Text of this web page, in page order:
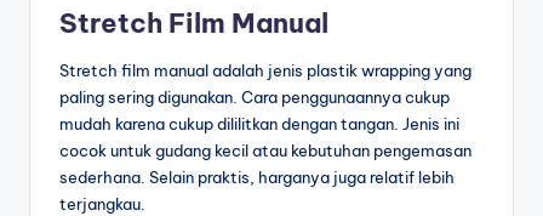
Stretch Film Manual
Stretch film manual adalah jenis plastik wrapping yang
paling sering digunakan. Cara penggunaannya cukup
mudah karena cukup dililitkan dengan tangan. Jenis ini
cocok untuk gudang kecil atau kebutuhan pengemasan
sederhana. Selain praktis, harganya juga relatif lebih
terjangkau.